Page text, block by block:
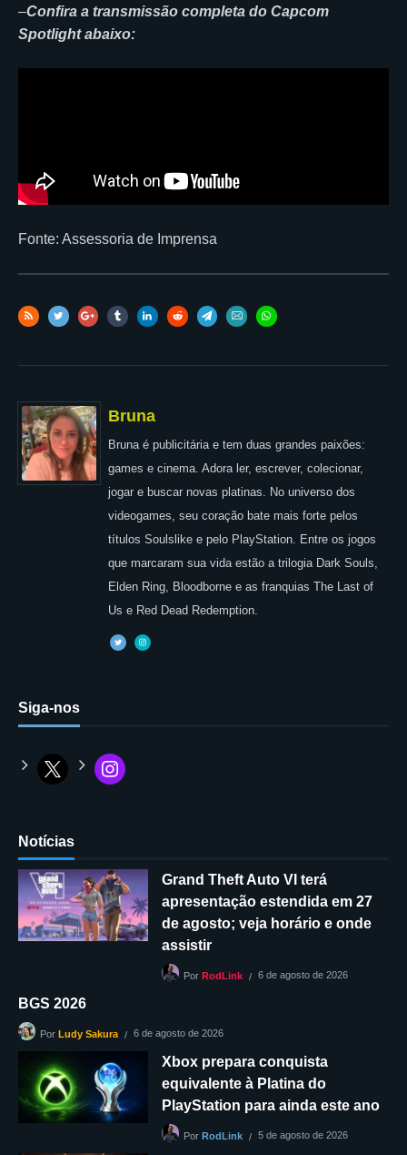
–Confira a transmissão completa do Capcom
Spotlight abaixo:
Fonte: Assessoria de Imprensa
Bruna
Bruna é publicitária e tem duas grandes paixões:
games e cinema. Adora ler, escrever, colecionar,
jogar e buscar novas platinas. No universo dos
videogames, seu coração bate mais forte pelos
títulos Soulslike e pelo PlayStation. Entre os jogos
que marcaram sua vida estão a trilogia Dark Souls,
Elden Ring, Bloodborne e as franquias The Last of
Us e Red Dead Redemption.
Siga-nos
Notícias
Grand Theft Auto VI terá
apresentação estendida em 27
de agosto; veja horário e onde
assistir
Por RodLink 6 de agosto de 2026
BGS 2026
Por Ludy Sakura 6 de agosto de 2026
Xbox prepara conquista
equivalente à Platina do
PlayStation para ainda este ano
Por RodLink 5 de agosto de 2026